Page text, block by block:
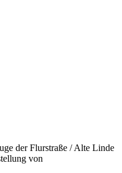
der Flurstraße / Alte Linde
von